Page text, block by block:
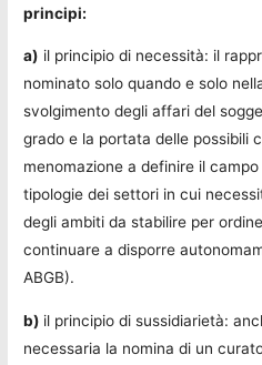
principi:
a) il principio di necessità: il
nominato solo quando e solo
svolgimento degli affari del
grado e la portata delle possibili
menomazione a definire il
tipologie dei settori in cui
degli ambiti da stabilire per
continuare a disporre
ABGB).
b) il principio di sussidiarietà:
necessaria la nomina di un